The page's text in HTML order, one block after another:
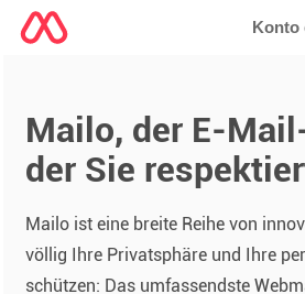
Konto
Mailo, der E-
der Sie
Mailo ist eine breite Reihe von
völlig Ihre Privatsphäre und Ihre
schützen: Das umfassendste